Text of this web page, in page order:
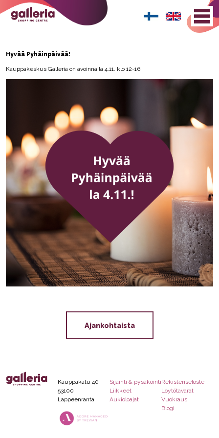
Hyvää Pyhäinpäivää!
Kauppakeskus Galleria on avoinna la 4.11. klo 12-16
Ajankohtaista
Kauppakatu 40
53100
Lappeenranta
Sijainti & pysäköinti
Liikkeet
Aukioloajat
Rekisteriseloste
Löytötavarat
Vuokraus
Blogi